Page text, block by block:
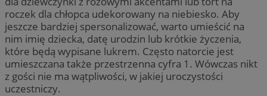
roczek dla chłopca udekorowany na niebiesko. Aby
jeszcze bardziej spersonalizować, warto umieścić na
nim imię dziecka, datę urodzin lub krótkie życzenia,
które będą wypisane lukrem. Często natorcie jest
umieszczana także przestrzenna cyfra 1. Wówczas nikt
z gości nie ma wątpliwości, w jakiej uroczystości
uczestniczy.